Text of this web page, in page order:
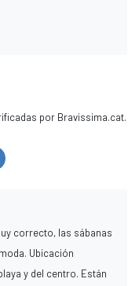
por Bravissima.cat.
correcto, las sábanas
Ubicación
y del centro. Están